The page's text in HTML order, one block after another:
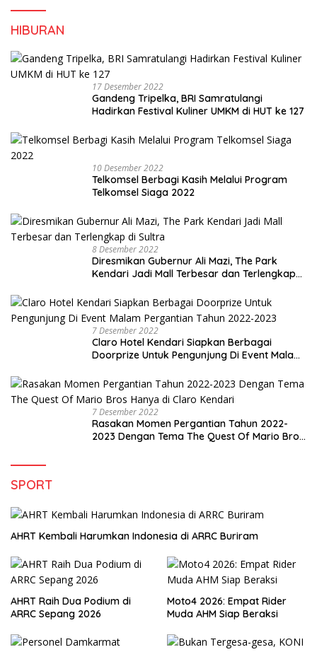
HIBURAN
17 Desember 2022
Gandeng Tripelka, BRI Samratulangi
Hadirkan Festival Kuliner UMKM di HUT ke 127
10 Desember 2022
Telkomsel Berbagi Kasih Melalui Program
Telkomsel Siaga 2022
8 Desember 2022
Diresmikan Gubernur Ali Mazi, The Park
Kendari Jadi Mall Terbesar dan Terlengkap
7 Desember 2022
Claro Hotel Kendari Siapkan Berbagai
Doorprize Untuk Pengunjung Di Event Malam
7 Desember 2022
Rasakan Momen Pergantian Tahun 2022-
2023 Dengan Tema The Quest Of Mario Bros
SPORT
AHRT Kembali Harumkan Indonesia di ARRC Buriram
AHRT Raih Dua Podium di
ARRC Sepang 2026
Moto4 2026: Empat Rider
Muda AHM Siap Beraksi